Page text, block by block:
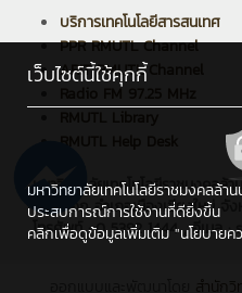
บริการเทคโนโลยีสารสนเทศ
PPR RMUTL Channel
ARIT RMUTL Channel
Radio FM 97.25 MHz
มหาวิทยาลัยเทคโนโลยีราชมงคลล้
ช้างเผือก อำเภอเมืองเชียงใหม่ จัง
โทรศัพท์ : 0 5392 1444 , อีเมล :
เว็บไซต์นี้ใช้คุกกี้
มหาวิทยาลัยเทคโนโลยีราชมงคลล้า
ประสบการณ์การใช้งานที่ดียิ่งขึ้น
คลิกเพื่อดูข้อมูลเพิ่มเติม "นโยบายค
สำนัก